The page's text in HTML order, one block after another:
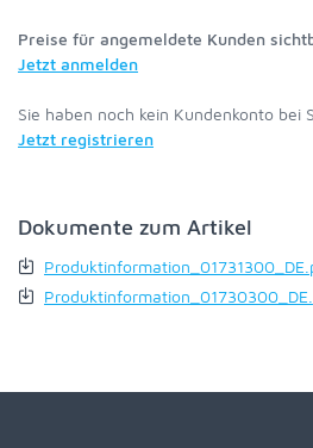
Preise für angemeldete Kunden
Jetzt anmelden
Sie haben noch kein Kundenkonto bei
Jetzt registrieren
Dokumente zum Artikel